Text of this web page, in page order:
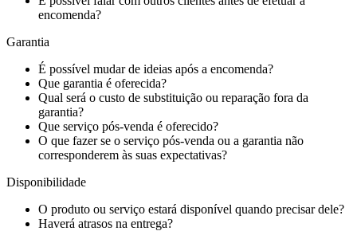
encomenda?
Garantia
É possível mudar de ideias após a encomenda?
Que garantia é oferecida?
Qual será o custo de substituição ou reparação fora da
garantia?
Que serviço pós-venda é oferecido?
O que fazer se o serviço pós-venda ou a garantia não
corresponderem às suas expectativas?
Disponibilidade
O produto ou serviço estará disponível quando precisar dele?
Haverá atrasos na entrega?